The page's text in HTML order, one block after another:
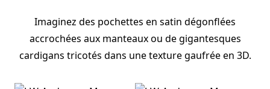
Imaginez des pochettes en satin dégonflées
accrochées aux manteaux ou de gigantesques
cardigans tricotés dans une texture gaufrée en 3D.